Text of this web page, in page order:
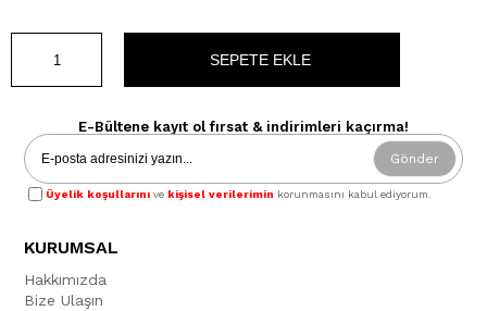
E-Bültene kayıt ol fırsat & indirimleri kaçırma!
Gönder
Üyelik koşullarını ve kişisel verilerimin korunmasını kabul ediyorum.
KURUMSAL
Hakkımızda
Bize Ulaşın